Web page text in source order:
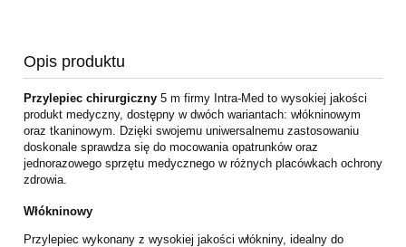
Opis produktu
Przylepiec chirurgiczny 5 m firmy Intra-Med to wysokiej jakości
produkt medyczny, dostępny w dwóch wariantach: włókninowym
oraz tkaninowym. Dzięki swojemu uniwersalnemu zastosowaniu
doskonale sprawdza się do mocowania opatrunków oraz
jednorazowego sprzętu medycznego w różnych placówkach ochrony
zdrowia.
Włókninowy
Przylepiec wykonany z wysokiej jakości włókniny, idealny do